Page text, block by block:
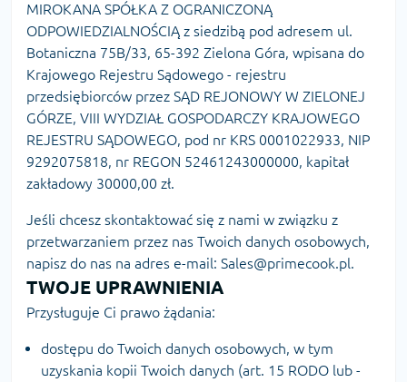
MIROKANA SPÓŁKA Z OGRANICZONĄ
ODPOWIEDZIALNOŚCIĄ z siedzibą pod adresem ul.
Botaniczna 75B/33, 65-392 Zielona Góra, wpisana do
Krajowego Rejestru Sądowego - rejestru
przedsiębiorców przez SĄD REJONOWY W ZIELONEJ
GÓRZE, VIII WYDZIAŁ GOSPODARCZY KRAJOWEGO
REJESTRU SĄDOWEGO, pod nr KRS 0001022933, NIP
9292075818, nr REGON 52461243000000, kapitał
zakładowy 30000,00 zł.
Jeśli chcesz skontaktować się z nami w związku z
przetwarzaniem przez nas Twoich danych osobowych,
napisz do nas na adres e-mail: Sales@primecook.pl.
TWOJE UPRAWNIENIA
Przysługuje Ci prawo żądania:
dostępu do Twoich danych osobowych, w tym
uzyskania kopii Twoich danych (art. 15 RODO lub -